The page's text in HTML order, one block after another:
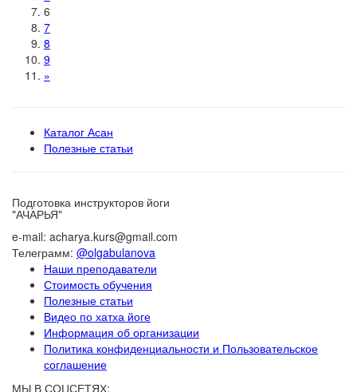
6
7
8
9
»
Каталог Асан
Полезные статьи
Подготовка инструкторов йоги
"АЧАРЬЯ"
e-mail: acharya.kurs@gmail.com
Телеграмм: @olgabulanova
Наши преподаватели
Стоимость обучения
Полезные статьи
Видео по хатха йоге
Информация об организации
Политика конфиденциальности и Пользовательское
соглашение
МЫ В СОЦСЕТЯХ: